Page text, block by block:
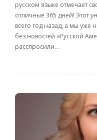
русском языке отмечает
отличные 365 дней! Этот
всего год назад, а мы уже
без новостей «Русской
расспросили…